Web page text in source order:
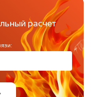
расчет